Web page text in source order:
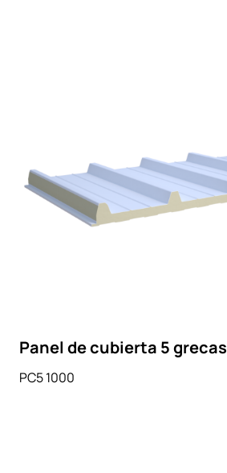
Panel de cubierta 5 grecas
PC5 1000